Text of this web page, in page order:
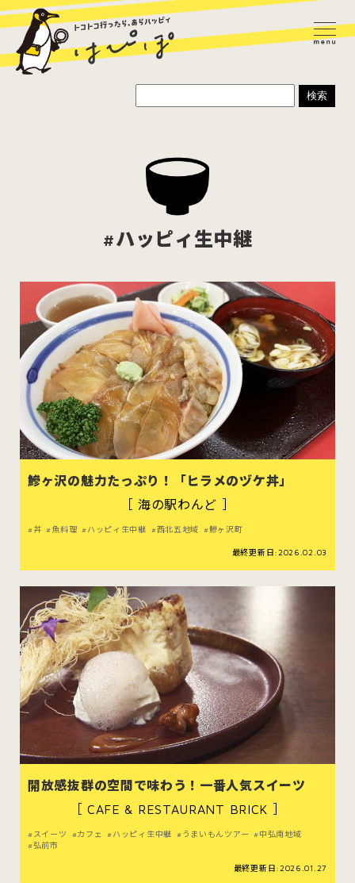
ラーメン カレー
パスタ 寿司
スイーツ ハンバーガー
すべてのカテゴリをみる
青森市 五所川原市 つがる市
弘前市 黒石市 平川市
むつ市 十和田市 三沢市
すべてのエリアをみる
#ハッピィ生中継
鰺ヶ沢の魅力たっぷり！「ヒラメのヅケ丼」
［ 海の駅わんど ］
丼 魚料理 ハッピィ生中継 西北五地域 鰺ヶ沢町
最終更新日:2026.02.03
開放感抜群の空間で味わう！一番人気スイーツ
［ CAFE & RESTAURANT BRICK ］
スイーツ カフェ ハッピィ生中継 うまいもんツアー
中弘南地域
弘前市
最終更新日:2026.01.27